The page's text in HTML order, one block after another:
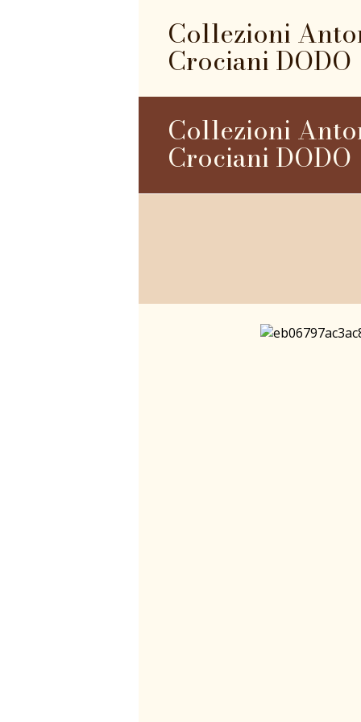
Collezioni
Crociani DODO
Collezioni
Crociani DODO